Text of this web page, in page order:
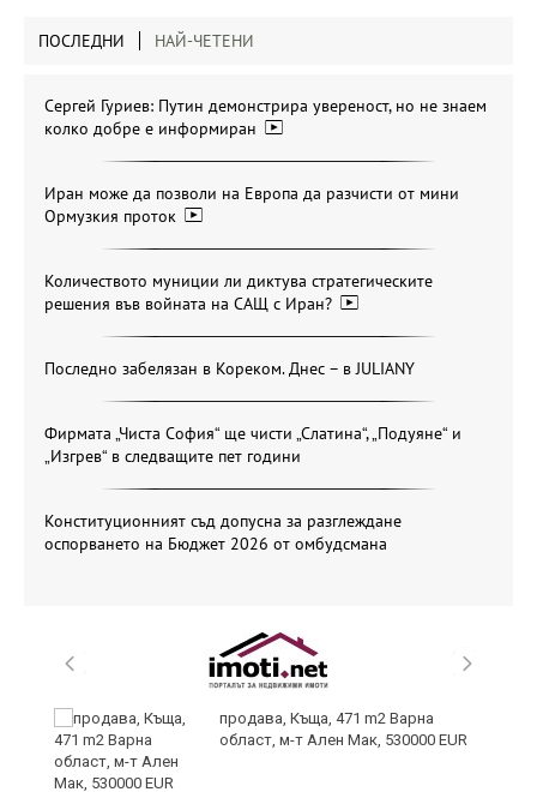
ПОСЛЕДНИ НАЙ-ЧЕТЕНИ
Сергей Гуриев: Путин демонстрира увереност, но не знаем
колко добре е информиран
Иран може да позволи на Европа да разчисти от мини
Ормузкия проток
Количеството муниции ли диктува стратегическите
решения във войната на САЩ с Иран?
Последно забелязан в Кореком. Днес – в JULIANY
Фирмата „Чиста София“ ще чисти „Слатина“, „Подуяне“ и
„Изгрев“ в следващите пет години
Конституционният съд допусна за разглеждане
оспорването на Бюджет 2026 от омбудсмана
продава, Къща, 471 m2 Варна
област, м-т Ален Мак, 530000 EUR